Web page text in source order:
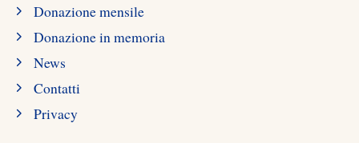
Donazione mensile
Donazione in memoria
News
Contatti
Privacy